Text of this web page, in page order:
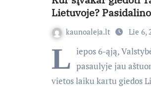
Lietuvoje?
kaunoaleja.lt Lie 6,
L iepos 6-ąją,
pasaulyje jau
vietos laiku kartu giedos